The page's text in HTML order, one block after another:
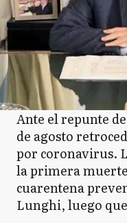
Ante el repunte
de agosto
por coronavirus.
la primera
cuarentena
Lunghi, luego